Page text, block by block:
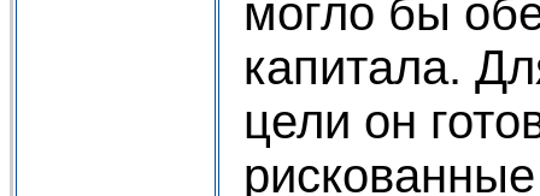
могло бы
капитала.
цели он